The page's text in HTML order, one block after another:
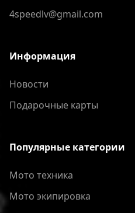
4speedlv@gmail.com
Информация
Новости
Подарочные карты
Популярные категории
Мото техника
Мото экипировка